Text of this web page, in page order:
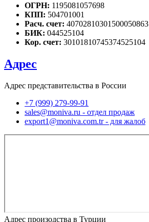
ОГРН: 1195081057698
КПП: 504701001
Расч. счет: 40702810301500050863
БИК: 044525104
Кор. счет: 30101810745374525104
Адрес
Адрес представительства в России
+7 (999) 279-99-91
sales@moniva.ru - отдел продаж
export1@moniva.com.tr - для жалоб
Адрес произодства в Турции